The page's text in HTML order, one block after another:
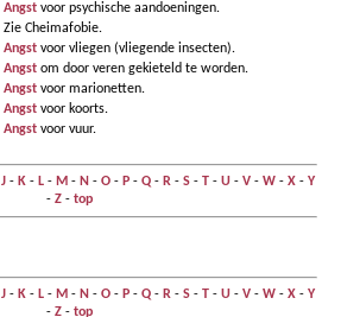
Angst voor psychische aandoeningen.
Zie Cheimafobie.
Angst voor vliegen (vliegende insecten).
Angst om door veren gekieteld te worden.
Angst voor marionetten.
Angst voor koorts.
Angst voor vuur.
J- K- L- M - N - O- P- Q- R- S- T- U- V- W- X- Y
- Z- top
J- K- L- M - N - O- P- Q- R- S- T- U- V- W- X- Y
- Z- top